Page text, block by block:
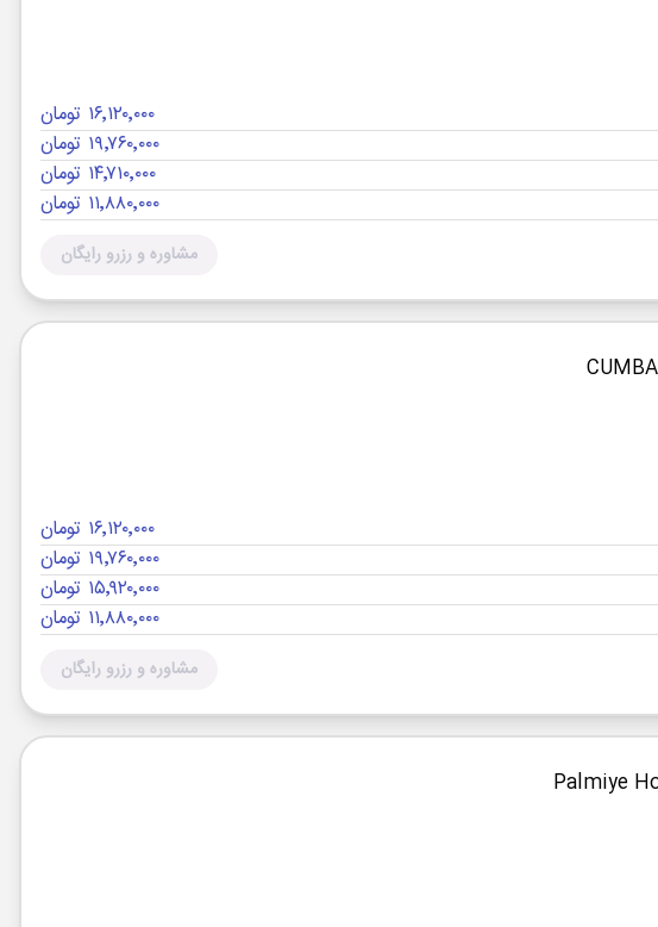
۱۶٬۱۲۰٬۰۰۰ تومان
۱۹٬۷۶۰٬۰۰۰ تومان
۱۴٬۷۱۰٬۰۰۰ تومان
۱۱٬۸۸۰٬۰۰۰ تومان
مشاوره و رزرو رایگان
۱۶٬۱۲۰٬۰۰۰ تومان
۱۹٬۷۶۰٬۰۰۰ تومان
۱۵٬۹۲۰٬۰۰۰ تومان
۱۱٬۸۸۰٬۰۰۰ تومان
مشاوره و رزرو رایگان